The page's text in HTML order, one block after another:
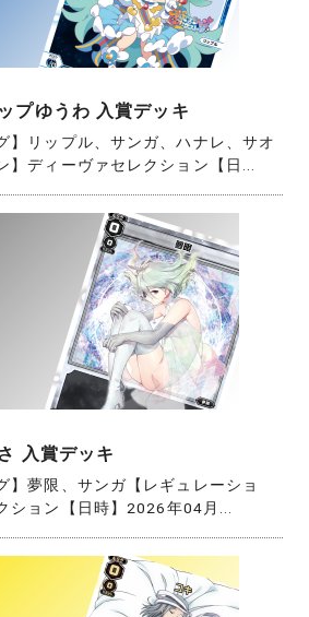
プゆうわ 入賞デッキ
】リップル、サンガ、ハナレ、サオ
】ディーヴァセレクション【日...
入賞デッキ
】夢限、サンガ【レギュレーショ
ション【日時】2026年04月...